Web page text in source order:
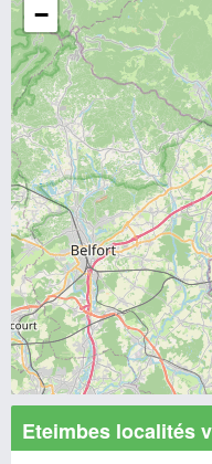
−
Eteimbes localités